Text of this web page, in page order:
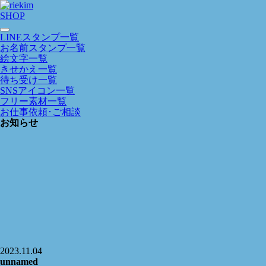
SHOP
LINEスタンプ一覧
お名前スタンプ一覧
絵文字一覧
きせかえ一覧
待ち受け一覧
SNSアイコン一覧
フリー素材一覧
お仕事依頼･ご相談
お知らせ
2023.11.04
unnamed